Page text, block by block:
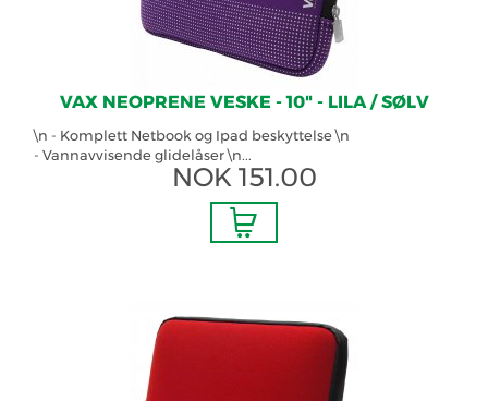
VAX NEOPRENE VESKE - 10" - LILA / SØLV
\n - Komplett Netbook og Ipad beskyttelse \n
- Vannavvisende glidelåser \n...
NOK 151.00